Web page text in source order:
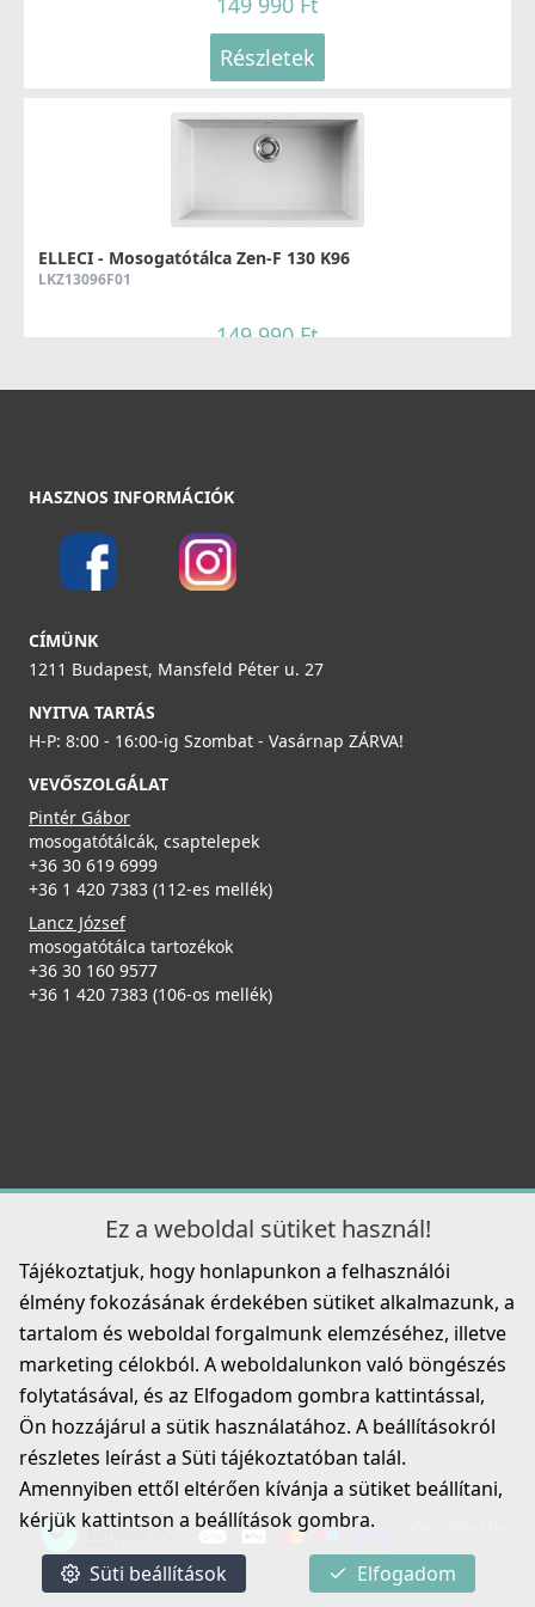
ELLECI - Csaptelep Club matt fekete - Kifutó termék!
99 890 Ft
Részletek
89 990 Ft
Részletek
ELLECI - Csaptelep Cloud K99 Betonszürke
MKKCLO99
99 990 Ft
Részletek
Részletek
Részletek
Elleci ATH043WD Vágódeszka HPL - Barna
ELLECI - Tárolóedény Mixology mosogatókhoz - Fekete
APS250BK
Részletek
Elleci ATH043WD Vágódeszka HPL - Fekete
ATH043BK
31 990 Ft
Részletek
APS250GR
23 990 Ft
Részletek
ELLECI - ARS013GR Edényszárító Rollmat 440 szürke
ARS013GR
Részletek
ELLECI - Mosogatótálca Zen-F 130 K96
LKZ13096F01
149 990 Ft
Részletek
ELLECI - Mosogatótálca Zen-F 130 K86
149 990 Ft
HASZNOS INFORMÁCIÓK
CÍMÜNK
1211 Budapest, Mansfeld Péter u. 27
NYITVA TARTÁS
H-P: 8:00 - 16:00-ig Szombat - Vasárnap ZÁRVA!
VEVŐSZOLGÁLAT
Pintér Gábor
mosogatótálcák, csaptelepek
+36 30 619 6999
+36 1 420 7383 (112-es mellék)
Lancz József
mosogatótálca tartozékok
+36 30 160 9577
+36 1 420 7383 (106-os mellék)
Ez a weboldal sütiket használ!
Tájékoztatjuk, hogy honlapunkon a felhasználói
élmény fokozásának érdekében sütiket alkalmazunk, a
tartalom és weboldal forgalmunk elemzéséhez, illetve
marketing célokból. A weboldalunkon való böngészés
folytatásával, és az Elfogadom gombra kattintással,
Ön hozzájárul a sütik használatához. A beállításokról
részletes leírást a Süti tájékoztatóban talál.
Amennyiben ettől eltérően kívánja a sütiket beállítani,
kérjük kattintson a beállítások gombra.
Süti beállítások Elfogadom